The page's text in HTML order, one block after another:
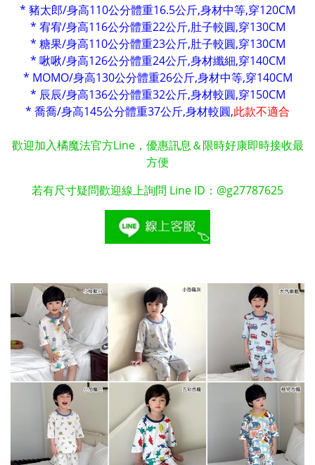
* 豬太郎/身高110公分體重16.5公斤,身材中等,穿120CM
* 宥宥/身高116公分體重22公斤,肚子較圓,穿130CM
* 糖果/身高110公分體重23公斤,肚子較圓,穿130CM
* 啾啾/身高126公分體重24公斤,身材纖細,穿140CM
* MOMO/身高130公分體重26公斤,身材中等,穿140CM
* 辰辰/身高136公分體重32公斤,身材較圓,穿150CM
* 喬喬/身高145公分體重37公斤,身材較圓,此款不適合
歡迎加入橘魔法官方Line，優惠訊息＆限時好康即時接收最
方便
若有尺寸疑問歡迎線上詢問 Line ID：@g27787625